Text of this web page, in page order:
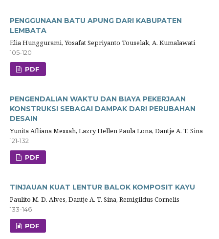
PENGGUNAAN BATU APUNG DARI KABUPATEN
LEMBATA
Elia Hunggurami, Yosafat Sepriyanto Touselak, A. Kumalawati
105-120
PDF
PENGENDALIAN WAKTU DAN BIAYA PEKERJAAN
KONSTRUKSI SEBAGAI DAMPAK DARI PERUBAHAN
DESAIN
Yunita Afliana Messah, Lazry Hellen Paula Lona, Dantje A. T. Sina
121-132
PDF
TINJAUAN KUAT LENTUR BALOK KOMPOSIT KAYU
Paulito M. D. Alves, Dantje A. T. Sina, Remigildus Cornelis
133-146
PDF